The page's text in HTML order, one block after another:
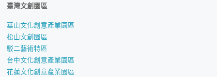
臺灣文創園區
華山文化創意產業園區
松山文創園區
駁二藝術特區
台中文化創意產業園區
花蓮文化創意產業園區